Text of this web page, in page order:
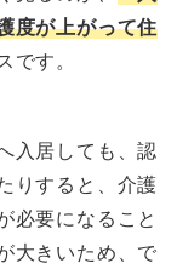
度が上がって住
です。
入居しても、認
りすると、介護
必要になること
大きいため、で